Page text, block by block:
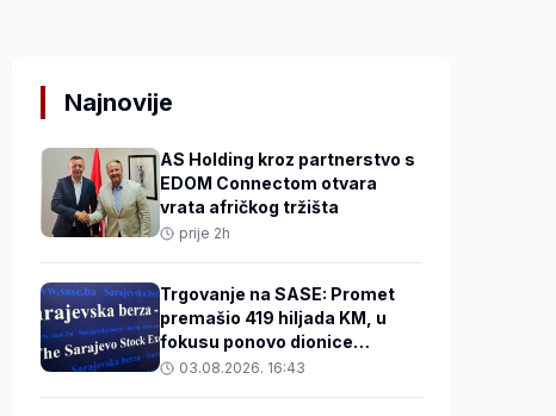
Najnovije
AS Holding kroz partnerstvo s
EDOM Connectom otvara
vrata afričkog tržišta
prije 2h
Trgovanje na SASE: Promet
premašio 419 hiljada KM, u
fokusu ponovo dionice
Privredne banke Sarajevo
03.08.2026. 16:43